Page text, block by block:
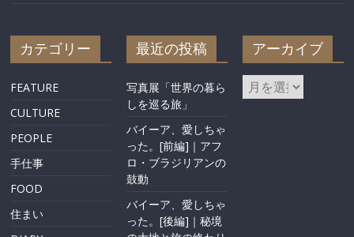
カテゴリー
FEATURE
CULTURE
PEOPLE
手仕事
FOOD
住まい
最近の投稿
写真展「世界の暮ら
しを巡る旅」
バイーア、愛しちゃ
った。[前編]｜アフ
ロ・ブラジリアンの
鼓動
バイーア、愛しちゃ
った。[後編]｜秘境
アーカイブ